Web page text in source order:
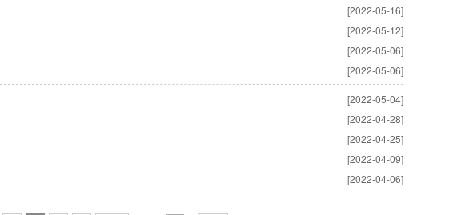
[2022-05-16]
[2022-05-12]
[2022-05-06]
[2022-05-06]
[2022-05-04]
[2022-04-28]
[2022-04-25]
[2022-04-09]
[2022-04-06]